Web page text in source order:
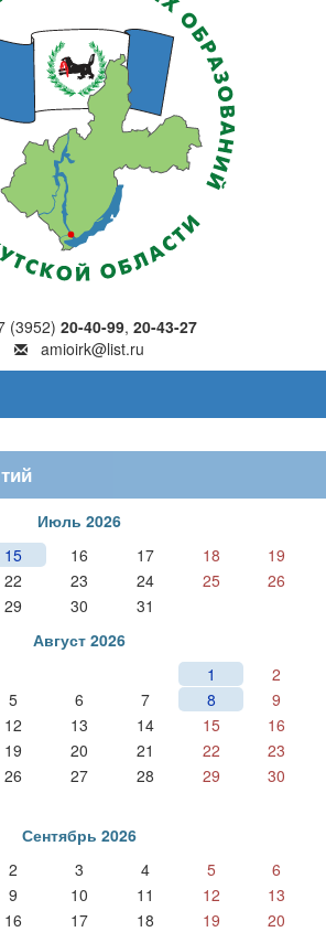
(3952) 20-40-99, 20-43-27
amioirk@list.ru
Июль 2026
15 16 17 18
19
22 23 24 25
26
29 30
31
Август 2026
1
2
5 6 7 8
9
12 13 14 15
16
19 20 21 22
23
26 27 28 29
30
Сентябрь 2026
2 3 4 5
6
9 10 11 12
13
16 17 18 19
20